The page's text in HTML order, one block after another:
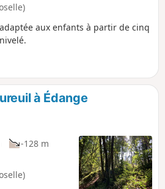
aux enfants à partir de cinq
à Édange
-128 m